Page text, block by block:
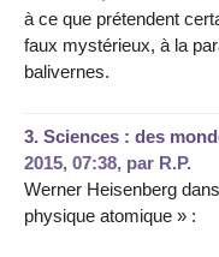
à ce que prétendent
faux mystérieux, à la
balivernes.
3. Sciences : des
2015, 07:38, par R.P.
Werner Heisenberg
physique atomique » :